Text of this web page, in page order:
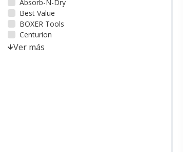
Absorb-N-Dry
Best Value
BOXER Tools
Centurion
Ver más